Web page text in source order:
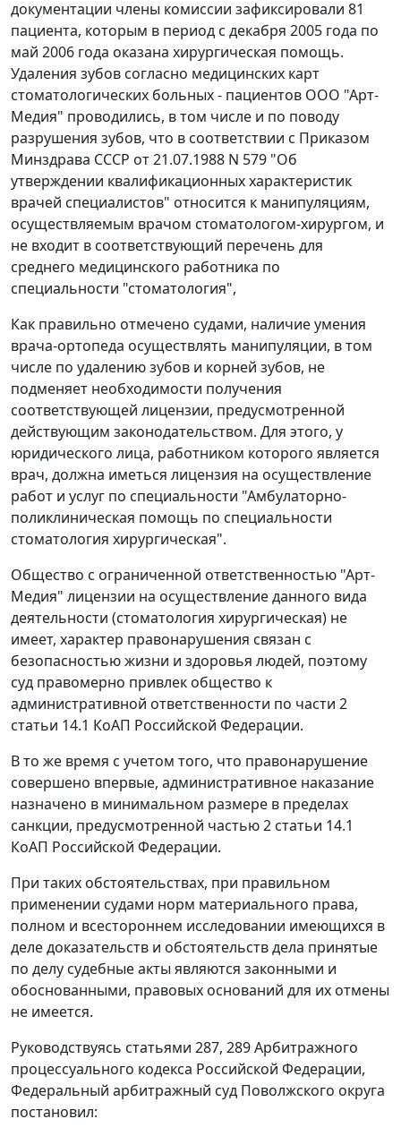
документации члены комиссии зафиксировали 81
пациента, которым в период с декабря 2005 года по
май 2006 года оказана хирургическая помощь.
Удаления зубов согласно медицинских карт
стоматологических больных - пациентов ООО "Арт-
Медия" проводились, в том числе и по поводу
разрушения зубов, что в соответствии с Приказом
Минздрава СССР от 21.07.1988 N 579 "Об
утверждении квалификационных характеристик
врачей специалистов" относится к манипуляциям,
осуществляемым врачом стоматологом-хирургом, и
не входит в соответствующий перечень для
среднего медицинского работника по
специальности "стоматология",
Как правильно отмечено судами, наличие умения
врача-ортопеда осуществлять манипуляции, в том
числе по удалению зубов и корней зубов, не
подменяет необходимости получения
соответствующей лицензии, предусмотренной
действующим законодательством. Для этого, у
юридического лица, работником которого является
врач, должна иметься лицензия на осуществление
работ и услуг по специальности "Амбулаторно-
поликлиническая помощь по специальности
стоматология хирургическая".
Общество с ограниченной ответственностью "Арт-
Медия" лицензии на осуществление данного вида
деятельности (стоматология хирургическая) не
имеет, характер правонарушения связан с
безопасностью жизни и здоровья людей, поэтому
суд правомерно привлек общество к
административной ответственности по части 2
статьи 14.1 КоАП Российской Федерации.
В то же время с учетом того, что правонарушение
совершено впервые, административное наказание
назначено в минимальном размере в пределах
санкции, предусмотренной частью 2 статьи 14.1
КоАП Российской Федерации.
При таких обстоятельствах, при правильном
применении судами норм материального права,
полном и всестороннем исследовании имеющихся в
деле доказательств и обстоятельств дела принятые
по делу судебные акты являются законными и
обоснованными, правовых оснований для их отмены
не имеется.
Руководствуясь статьями 287, 289 Арбитражного
процессуального кодекса Российской Федерации,
Федеральный арбитражный суд Поволжского округа
постановил: